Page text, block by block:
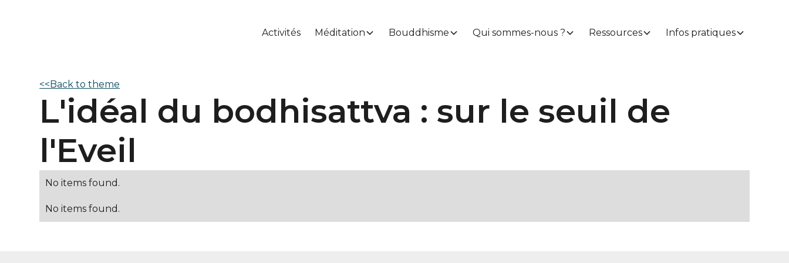
Activités Méditation Bouddhisme Qui sommes-nous ? Ressources Infos pratiques
<<Back to theme
L'idéal du bodhisattva : sur le seuil de
l'Eveil
No items found.
No items found.